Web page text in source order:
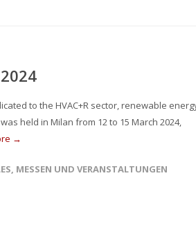
to the HVAC+R sector, renewable
held in Milan from 12 to 15 March 2024,
→
, MESSEN UND VERANSTALTUNGEN